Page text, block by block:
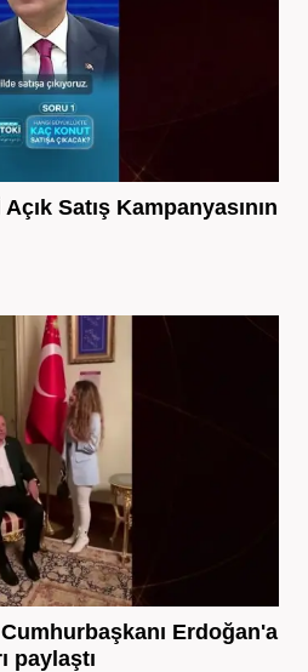
Satış Kampanyasının
Cumhurbaşkanı Erdoğan'a
paylaştı